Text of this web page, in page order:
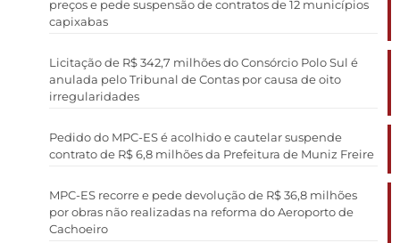
preços e pede suspensão de contratos de 12 municípios
capixabas
Licitação de R$ 342,7 milhões do Consórcio Polo Sul é
anulada pelo Tribunal de Contas por causa de oito
irregularidades
Pedido do MPC-ES é acolhido e cautelar suspende
contrato de R$ 6,8 milhões da Prefeitura de Muniz Freire
MPC-ES recorre e pede devolução de R$ 36,8 milhões
por obras não realizadas na reforma do Aeroporto de
Cachoeiro